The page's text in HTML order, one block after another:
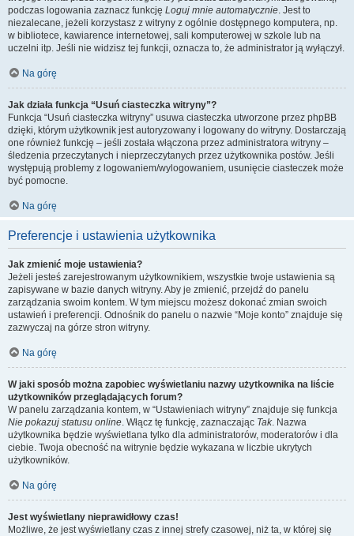
podczas logowania zaznacz funkcję Loguj mnie automatycznie. Jest to
niezalecane, jeżeli korzystasz z witryny z ogólnie dostępnego komputera, np.
w bibliotece, kawiarence internetowej, sali komputerowej w szkole lub na
uczelni itp. Jeśli nie widzisz tej funkcji, oznacza to, że administrator ją wyłączył.
Na górę
Jak działa funkcja “Usuń ciasteczka witryny”?
Funkcja “Usuń ciasteczka witryny” usuwa ciasteczka utworzone przez phpBB
dzięki, którym użytkownik jest autoryzowany i logowany do witryny. Dostarczają
one również funkcję – jeśli została włączona przez administratora witryny –
śledzenia przeczytanych i nieprzeczytanych przez użytkownika postów. Jeśli
występują problemy z logowaniem/wylogowaniem, usunięcie ciasteczek może
być pomocne.
Na górę
Preferencje i ustawienia użytkownika
Jak zmienić moje ustawienia?
Jeżeli jesteś zarejestrowanym użytkownikiem, wszystkie twoje ustawienia są
zapisywane w bazie danych witryny. Aby je zmienić, przejdź do panelu
zarządzania swoim kontem. W tym miejscu możesz dokonać zmian swoich
ustawień i preferencji. Odnośnik do panelu o nazwie “Moje konto” znajduje się
zazwyczaj na górze stron witryny.
Na górę
W jaki sposób można zapobiec wyświetlaniu nazwy użytkownika na liście
użytkowników przeglądających forum?
W panelu zarządzania kontem, w “Ustawieniach witryny” znajduje się funkcja
Nie pokazuj statusu online. Włącz tę funkcję, zaznaczając Tak. Nazwa
użytkownika będzie wyświetlana tylko dla administratorów, moderatorów i dla
ciebie. Twoja obecność na witrynie będzie wykazana w liczbie ukrytych
użytkowników.
Na górę
Jest wyświetlany nieprawidłowy czas!
Możliwe, że jest wyświetlany czas z innej strefy czasowej, niż ta, w której się